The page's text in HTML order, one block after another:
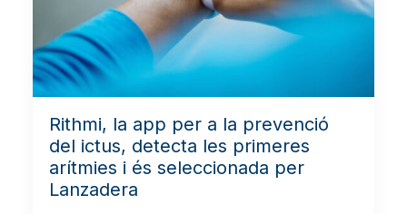
Rithmi, la app per a la prevenció
del ictus, detecta les primeres
arítmies i és seleccionada per
Lanzadera